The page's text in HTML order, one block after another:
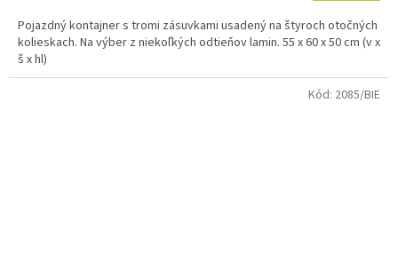
Pojazdný kontajner s tromi zásuvkami usadený na štyroch otočných
kolieskach. Na výber z niekoľkých odtieňov lamin. 55 x 60 x 50 cm (v x
š x hl)
Kód: 2085/BIE